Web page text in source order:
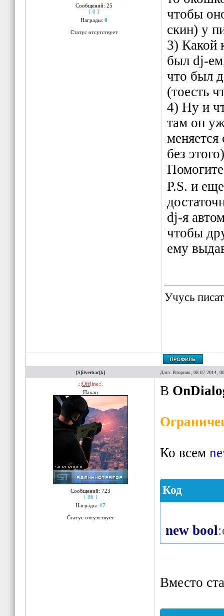
Сообщений: 25
[ 0 ]
Награды: 0
Статус отсутствует
чтобы
скин) у
3) Какой
был dj-
что был
(тоесть
4) Ну и
там он
без
P.S. и
dj-я
чтобы
ему
Учусь
[S]ilverbac[k] Дата: Вторник, 08.07.2014,
.::Offline::.
Пахан
Сообщений: 723
[ 86 ]
Награды: 17
Статус отсутствует
В
Ко всем
Код
new bool:
Вместо